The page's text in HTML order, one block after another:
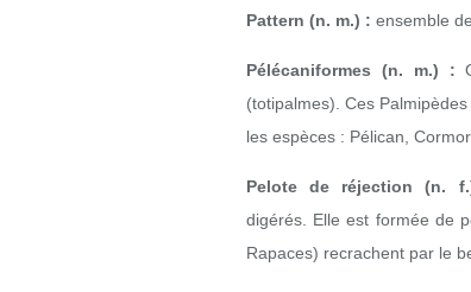
Pattern (n. m.) : ensemble
Pélécaniformes (n. m.) :
(totipalmes). Ces
les espèces : Pélican,
Pelote de réjection (n.
digérés. Elle est formée de
Rapaces) recrachent par le